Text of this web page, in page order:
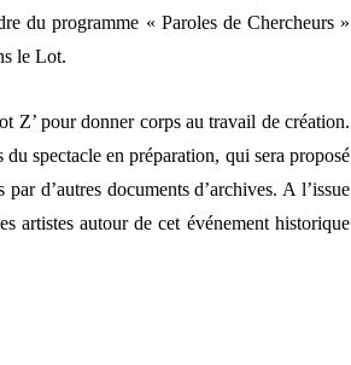
du programme « Paroles de Chercheurs »
le Lot.
Z’ pour donner corps au travail de création.
spectacle en préparation, qui sera proposé
d’autres documents d’archives. A l’issue
artistes autour de cet événement historique